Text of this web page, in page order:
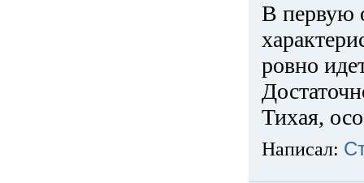
В первую
ровно
Тихая,
Написал: